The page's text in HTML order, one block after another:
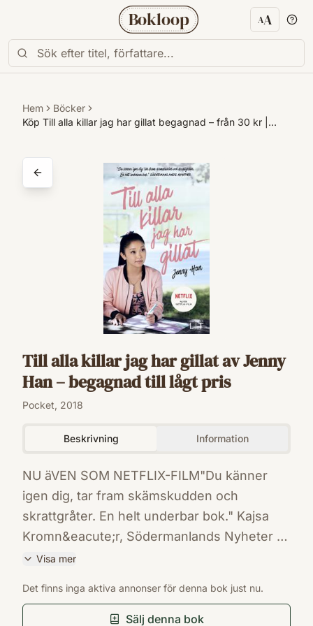
Bokloop AA
Hem
Böcker
Köp Till alla killar jag har gillat begagnad – från 30 kr |…
Till alla killar jag har gillat av Jenny
Han – begagnad till lågt pris
Pocket, 2018
Beskrivning Information
NU äVEN SOM NETFLIX-FILM"Du känner
igen dig, tar fram skämskudden och
skrattgråter. En helt underbar bok." Kajsa
Kromn&eacute;r, Södermanlands Nyheter I
sitt rum har sextonåriga Lara Jean en
kärleksbrev som hon har fått, utan som hon
har skrivit själv. Hon har skrivit ett för varje
Visa mer
9789187879432
Det finns inga aktiva annonser för denna bok just nu.
Sälj denna bok